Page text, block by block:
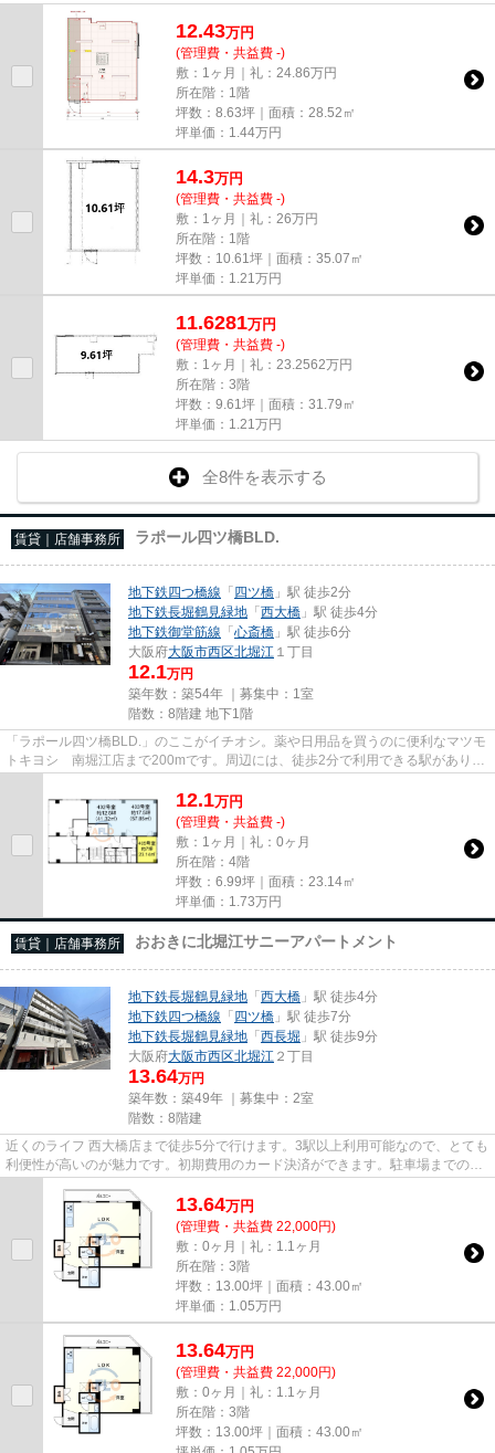
尚、弊社ではおとり広告は一切...
12.43万円
(管理費・共益費 -)
敷：1ヶ月｜礼：24.86万円
所在階：1階
坪数：8.63坪｜面積：28.52㎡
坪単価： 1.44万円
14.3万円
(管理費・共益費 -)
敷：1ヶ月｜礼：26万円
所在階：1階
坪数：10.61坪｜面積：35.07㎡
坪単価： 1.21 万円
11.6281万円
(管理費・共益費 -)
敷：1ヶ月｜礼：23.2562万円
所在階：3階
坪数：9.61坪｜面積：31.79㎡
坪単価： 1.21 万円
全8件を表示する
賃貸｜店舗事務所 ラポール四ツ橋BLD.
地下鉄四つ橋線 「四ツ橋 」駅 徒歩2分
地下鉄長堀鶴見緑地 「西大橋 」駅 徒歩4分
地下鉄御堂筋線 「心斎橋 」駅 徒歩6分
大阪府大阪市西区北堀江 １丁目
12.1万円
築年数：築54年 ｜募集中： 1室
階数：8階建 地下1階
「ラポール四ツ橋BLD.」のここがイチオシ。薬や日用品を買うのに便利なマツモ
トキヨシ 南堀江店まで200mです。周辺には、徒歩2分で利用できる駅がありま
す。駐車場までの距離は300mで...
12.1万円
(管理費・共益費 -)
敷：1ヶ月｜礼：0ヶ月
所在階：4階
坪数：6.99坪｜面積：23.14㎡
坪単価： 1.73万円
賃貸｜店舗事務所 おおきに北堀江サニーアパートメント
地下鉄長堀鶴見緑地 「西大橋 」駅 徒歩4分
地下鉄四つ橋線 「四ツ橋 」駅 徒歩7分
地下鉄長堀鶴見緑地 「西長堀 」駅 徒歩9分
大阪府大阪市西区北堀江 ２丁目
13.64万円
築年数：築49年 ｜募集中： 2室
階数：8階建
近くのライフ 西大橋店まで徒歩5分で行けます。3駅以上利用可能なので、とても
利便性が高いのが魅力です。初期費用のカード決済ができます。駐車場までの距
離は300mです。周辺には、徒...
13.64万円
(管理費・共益費 22,000円)
敷：0ヶ月｜礼：1.1ヶ月
所在階：3階
坪数：13.00坪｜面積：43.00㎡
坪単価： 1.05万円
13.64万円
(管理費・共益費 22,000円)
敷：0ヶ月｜礼：1.1ヶ月
所在階：3階
坪数：13.00坪｜面積：43.00㎡